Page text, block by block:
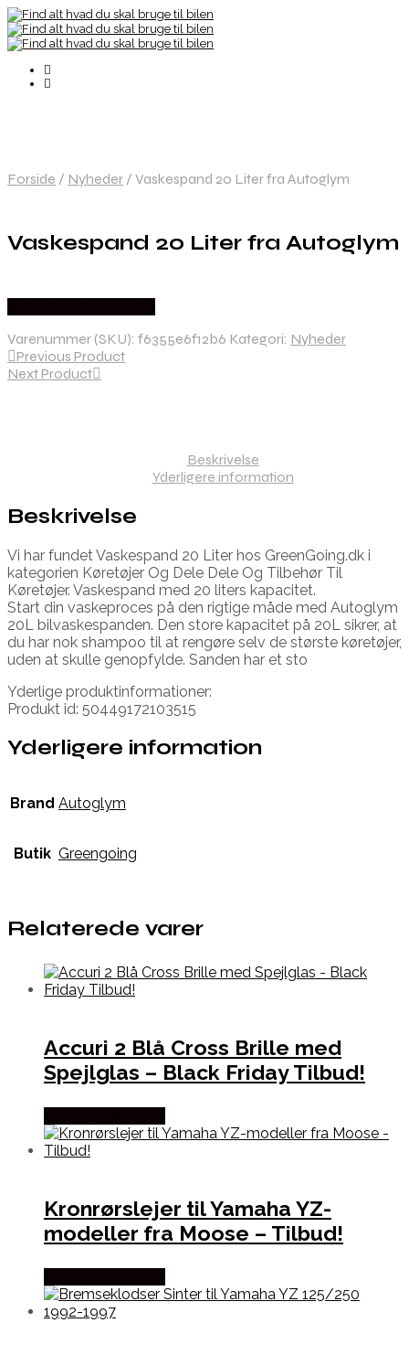
Forside / Nyheder / Vaskespand 20 Liter fra Autoglym
Vaskespand 20 Liter fra Autoglym
Varenummer (SKU): f6355e6f12b6 Kategori: Nyheder
Previous Product
Next Product
Beskrivelse
Yderligere information
Beskrivelse
Vi har fundet Vaskespand 20 Liter hos GreenGoing.dk i
kategorien Køretøjer Og Dele Dele Og Tilbehør Til
Køretøjer. Vaskespand med 20 liters kapacitet.
Start din vaskeproces på den rigtige måde med Autoglym
20L bilvaskespanden. Den store kapacitet på 20L sikrer, at
du har nok shampoo til at rengøre selv de største køretøjer,
uden at skulle genopfylde. Sanden har et sto
Yderlige produktinformationer:
Produkt id: 50449172103515
Yderligere information
Brand Autoglym
Butik Greengoing
Relaterede varer
Accuri 2 Blå Cross Brille med
Spejlglas – Black Friday Tilbud!
Kronrørslejer til Yamaha YZ-
modeller fra Moose – Tilbud!